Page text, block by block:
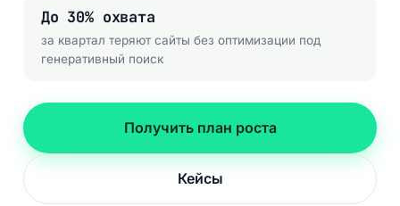
До 30% охвата
за квартал теряют сайты без оптимизации под
генеративный поиск
Получить план роста
Кейсы